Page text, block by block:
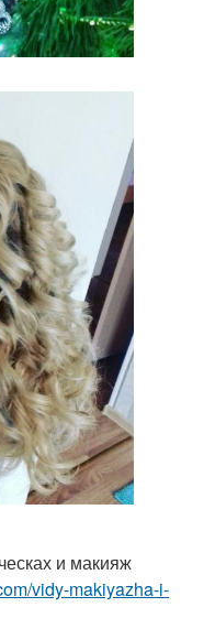
и макияж
vidy-makiyazha-i-